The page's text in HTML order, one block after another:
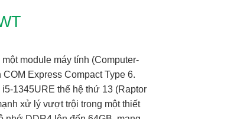
module máy tính (Computer-
Express Compact Type 6.
1345URE thế hệ thứ 13 (Raptor
xử lý vượt trội trong một thiết